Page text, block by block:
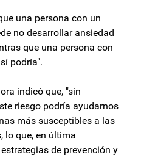
una persona con un
no desarrollar ansiedad
que una persona con
podría".
indicó que, "sin
riesgo podría ayudarnos
más susceptibles a las
lo que, en última
de prevención y